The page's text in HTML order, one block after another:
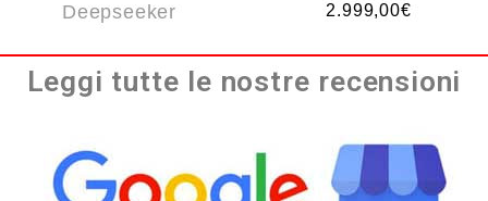
Deepseeker
2.999,00€
Leggi tutte le nostre recensioni